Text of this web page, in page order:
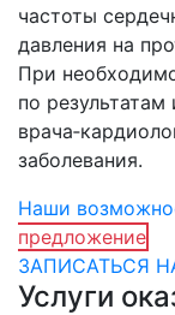
частоты
давления на
При
по
заболевания.
Наши
предложение
ЗАПИСАТЬСЯ
Услуги